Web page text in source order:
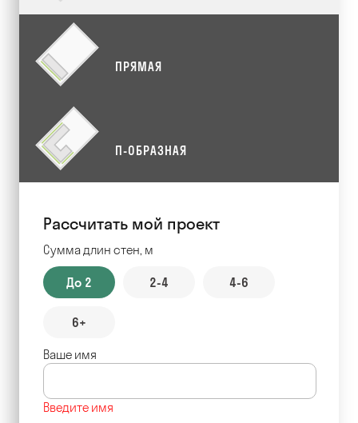
ПРЯМАЯ
П-ОБРАЗНАЯ
Рассчитать мой проект
Сумма длин стен, м
До 2 2-4 4-6
6+
Ваше имя
Введите имя